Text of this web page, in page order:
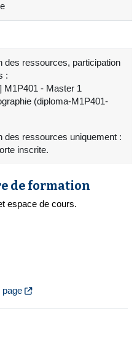
des ressources, participation
:
M1P401 - Master 1
(diploma-M1P401-
des ressources uniquement :
inscrite.
de formation
espace de cours.
page